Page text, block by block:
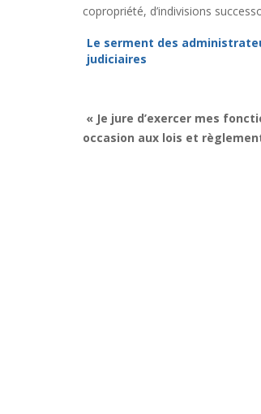
copropriété, d’indivisions
Le serment des
judiciaires
« Je jure d’exercer mes
occasion aux lois et